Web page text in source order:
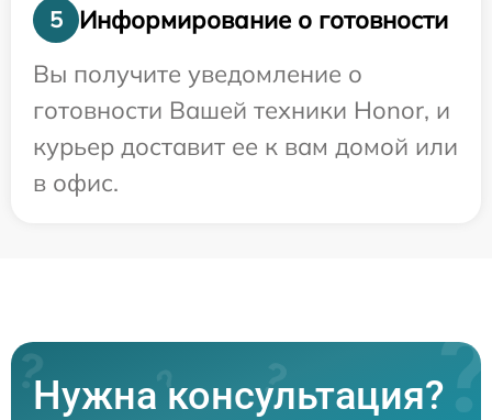
5
Информирование о готовности
Вы получите уведомление о
готовности Вашей техники Honor, и
курьер доставит ее к вам домой или
в офис.
Нужна консультация?